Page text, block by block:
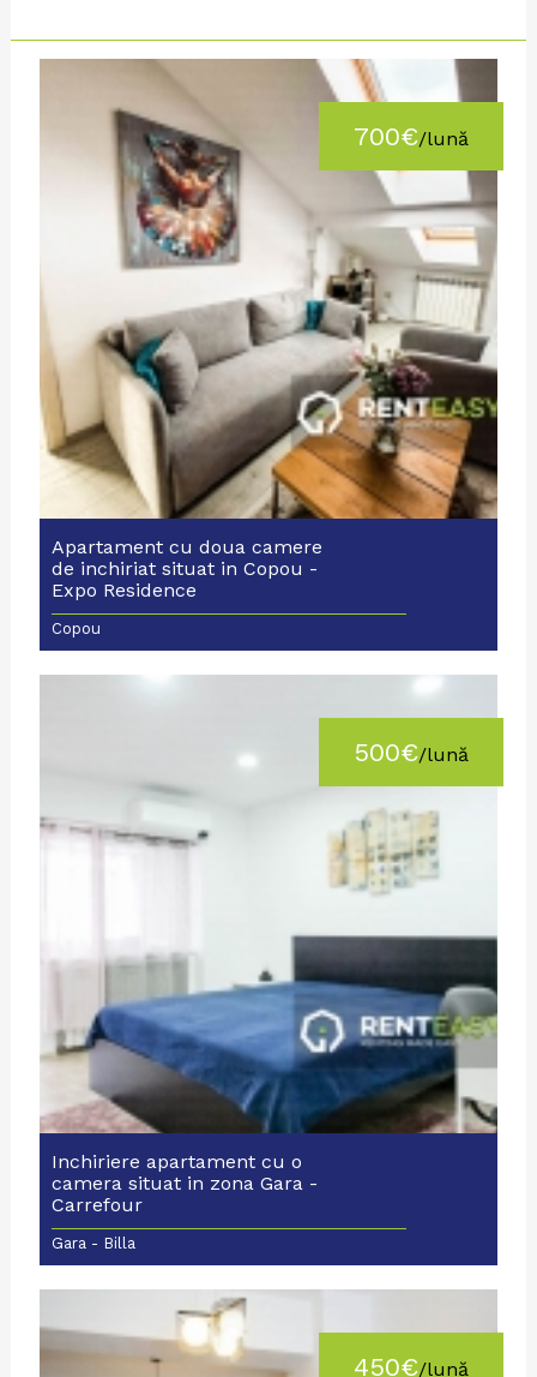
Apartament cu doua camere
de inchiriat situat in Copou -
Expo Residence
Copou
700€/lună
Inchiriere apartament cu o
camera situat in zona Gara -
Carrefour
Gara - Billa
500€/lună
450€/lună